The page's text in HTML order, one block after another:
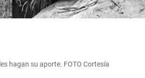
hagan su aporte. FOTO Cortesía